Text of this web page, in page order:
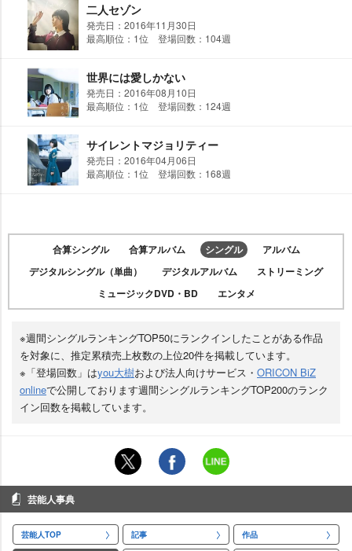
二人セゾン
発売日：2016年11月30日
最高順位：1位 登場回数：104週
世界には愛しかない
発売日：2016年08月10日
最高順位：1位 登場回数：124週
サイレントマジョリティー
発売日：2016年04月06日
最高順位：1位 登場回数：168週
合算シングル 合算アルバム シングル
アルバム
デジタルシングル（単曲）
デジタルアルバム
ストリーミング
ミュージックDVD・BD
エンタメ
※週間シングルランキングTOP50にランクインしたことがある作品
を対象に、推定累積売上枚数の上位20件を掲載しています。
※「登場回数」はyou大樹および法人向けサービス・ ORICON BiZ
onlineで公開しております週間シングルランキングTOP200のランク
イン回数を掲載しています。
芸能人事典
芸能人TOP 記事 作品